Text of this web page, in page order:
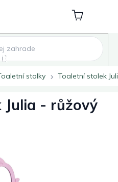
Nákupní
košík
stolky Toaletní stolek
- růžový